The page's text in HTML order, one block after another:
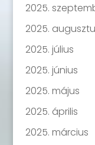
2025.
2025.
2025. július
2025. június
2025. május
2025. április
2025. március